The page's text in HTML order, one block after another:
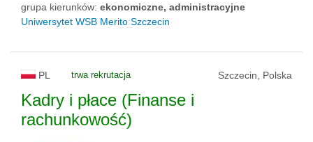
grupa kierunków: ekonomiczne, administracyjne
Uniwersytet WSB Merito Szczecin
PL trwa rekrutacja Szczecin, Polska
Kadry i płace (Finanse i
rachunkowość)